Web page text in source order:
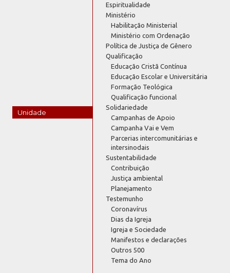
Unidade
Espiritualidade
Ministério
Habilitação Ministerial
Ministério com Ordenação
Política de Justiça de Gênero
Qualificação
Educação Cristã Contínua
Educação Escolar e Universitária
Formação Teológica
Qualificação funcional
Solidariedade
Campanhas de Apoio
Campanha Vai e Vem
Parcerias intercomunitárias e
intersinodais
Sustentabilidade
Contribuição
Justiça ambiental
Planejamento
Testemunho
Coronavírus
Dias da Igreja
Igreja e Sociedade
Manifestos e declarações
Outros 500
Tema do Ano